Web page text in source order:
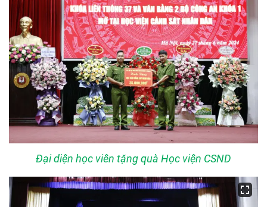
Đại diện học viên tặng quà Học viện CSND